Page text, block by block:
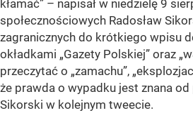
kłamać” – napisał w niedzielę 9
społecznościowych Radosław
zagranicznych do krótkiego wpisu
okładkami „Gazety Polskiej” oraz
przeczytać o „zamachu”,
że prawda o wypadku jest znana od
Sikorski w kolejnym tweecie.